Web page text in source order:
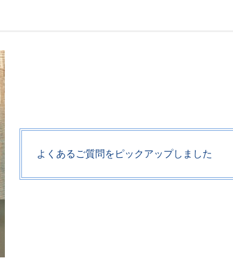
よくあるご質問をピックアップしました